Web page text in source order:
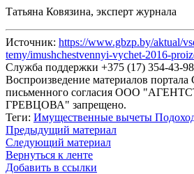
Татьяна Ковязина, эксперт журнала
Источник: https://www.gbzp.by/aktual/
temy/imushchestvennyi-vychet-2016-
Служба поддержки +375 (17) 354-43-98
Воспроизведение материалов портала
письменного согласия OOO
ГРЕВЦОВА" запрещено.
Теги: Имущественные вычеты
Предыдущий материал
Следующий материал
Вернуться к ленте
Добавить в ссылки